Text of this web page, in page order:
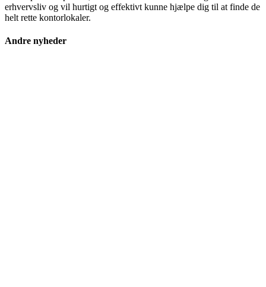
erhvervsliv og vil hurtigt og effektivt kunne hjælpe dig til at finde de
helt rette kontorlokaler.
Andre nyheder